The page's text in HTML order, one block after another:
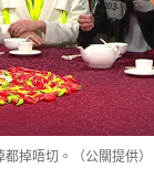
掉唔切。（公關提供）